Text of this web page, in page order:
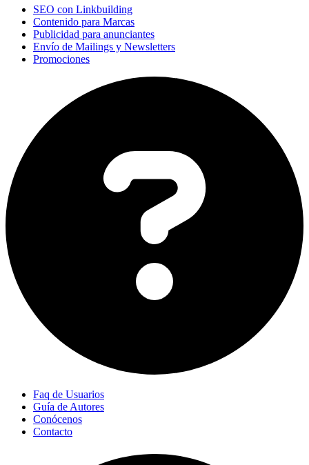
SEO con Linkbuilding
Contenido para Marcas
Publicidad para anunciantes
Envío de Mailings y Newsletters
Promociones
Faq de Usuarios
Guía de Autores
Conócenos
Contacto